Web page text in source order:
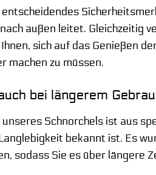
außen leitet. Gleichzeitig
sich auf das Genießen
machen zu müssen.
bei längerem
Schnorchels ist aus
bekannt ist. Es
sodass Sie es über längere